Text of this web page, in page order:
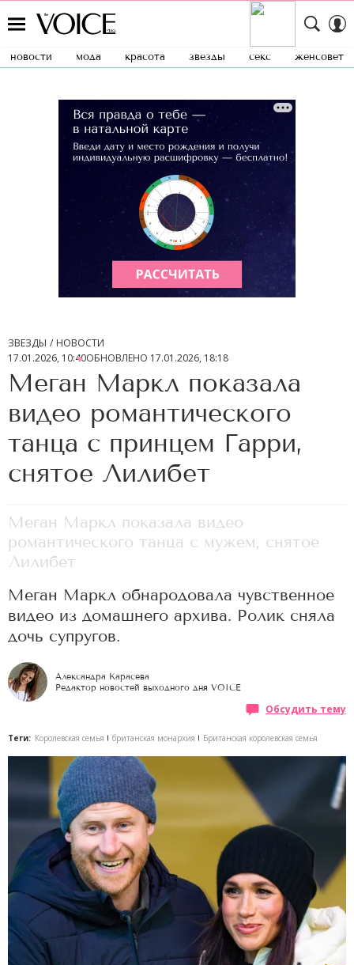
новости мода красота звезды секс женсовет
ЗВЕЗДЫ
НОВОСТИ
17.01.2026, 10:40ОБНОВЛЕНО 17.01.2026, 18:18
Меган Маркл показала
видео романтического
танца с принцем Гарри,
снятое Лилибет
Меган Маркл показала видео
романтического танца с мужем, снятое
Лилибет
Меган Маркл обнародовала чувственное
видео из домашнего архива. Ролик сняла
дочь супругов.
Александра Карасева
Редактор новостей выходного дня VOICE
Обсудить тему
Теги: Королевская семья британская монархия Британская королевская семья